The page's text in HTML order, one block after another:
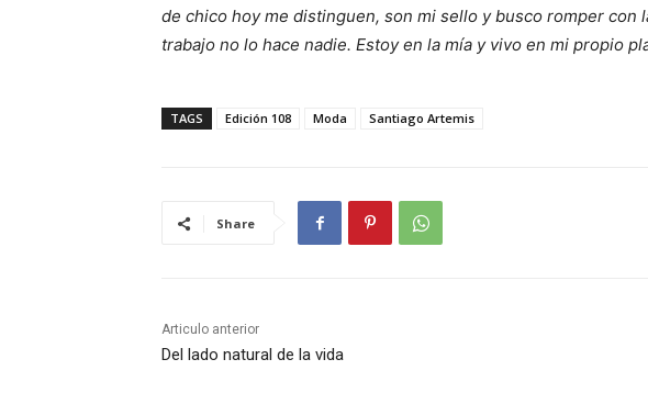
de chico hoy me distinguen, son mi sello y busco romper
trabajo no lo hace nadie. Estoy en la mía y vivo en mi propio
TAGS Edición 108 Moda Santiago Artemis
Share
Articulo anterior
Del lado natural de la vida